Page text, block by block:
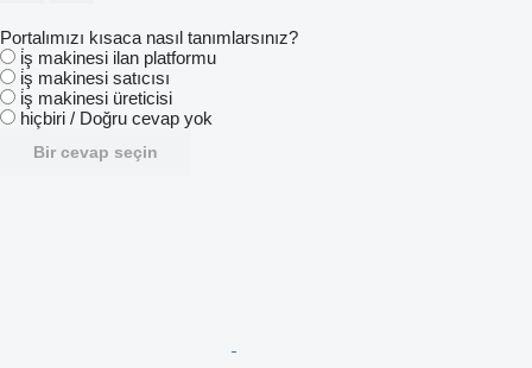
Portalımızı kısaca nasıl tanımlarsınız?
i̇ş makinesi ilan platformu
i̇ş makinesi satıcısı
i̇ş makinesi üreticisi
hiçbiri / Doğru cevap yok
Bir cevap seçin